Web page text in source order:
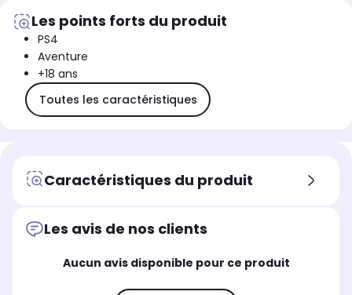
Les points forts du produit
PS4
Aventure
+18 ans
Toutes les caractéristiques
Caractéristiques du produit
Les avis de nos clients
Aucun avis disponible pour ce produit